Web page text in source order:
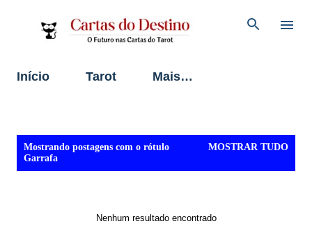
Pular para o conteúdo principal
Início Tarot Mais…
Mostrando postagens com o rótulo
Garrafa
MOSTRAR TUDO
Nenhum resultado encontrado